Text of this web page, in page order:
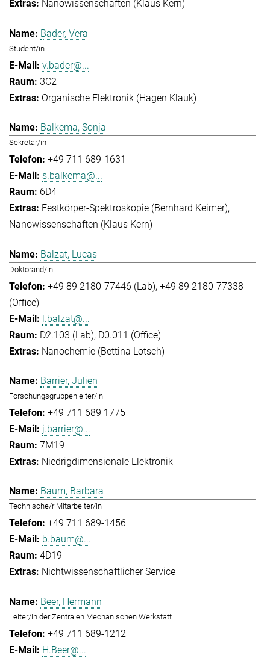
Nanowissenschaften (Klaus Kern)
Bader, Vera
Student/in
v.bader@...
3C2
Organische Elektronik (Hagen Klauk)
Balkema, Sonja
Sekretär/in
+49 711 689-1631
s.balkema@...
6D4
Festkörper-Spektroskopie (Bernhard Keimer)
Nanowissenschaften (Klaus Kern)
Balzat, Lucas
Doktorand/in
+49 89 2180-77446 (Lab) +49 89 2180-77338
(Office)
l.balzat@...
D2.103 (Lab), D0.011 (Office)
Nanochemie (Bettina Lotsch)
Barrier, Julien
Forschungsgruppenleiter/in
+49 711 689 1775
j.barrier@...
7M19
Niedrigdimensionale Elektronik
Baum, Barbara
Technische/r Mitarbeiter/in
+49 711 689-1456
b.baum@...
4D19
Nichtwissenschaftlicher Service
Beer, Hermann
Leiter/in der Zentralen Mechanischen Werkstatt
+49 711 689-1212
H.Beer@...